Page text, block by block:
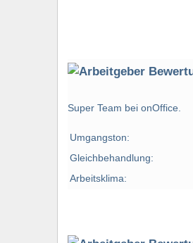
Super Team bei onOffice.
Umgangston:
Gleichbehandlung:
Arbeitsklima: